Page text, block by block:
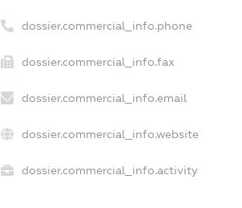
dossier.commercial_info.phone
dossier.commercial_info.fax
dossier.commercial_info.email
dossier.commercial_info.website
dossier.commercial_info.activity